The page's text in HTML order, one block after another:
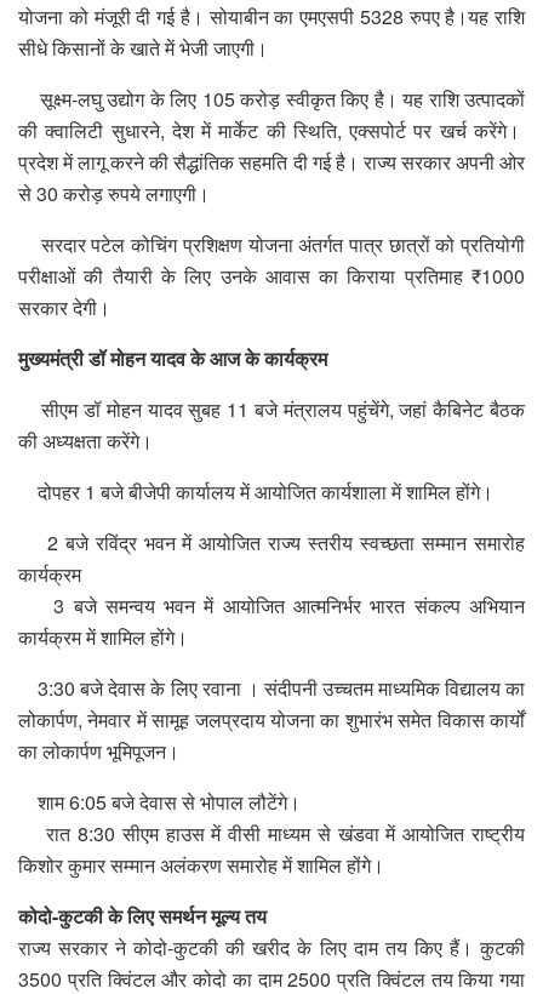
योजना को मंजूरी दी गई है। सोयाबीन का एमएसपी 5328 रुपए है।यह राशि
सीधे किसानों के खाते में भेजी जाएगी।
सूक्ष्म-लघु उद्योग के लिए 105 करोड़ स्वीकृत किए है। यह राशि उत्पादकों
की क्वालिटी सुधारने, देश में मार्केट की स्थिति, एक्सपोर्ट पर खर्च करेंगे।
प्रदेश में लागू करने की सैद्धांतिक सहमति दी गई है। राज्य सरकार अपनी ओर
से 30 करोड़ रुपये लगाएगी।
सरदार पटेल कोचिंग प्रशिक्षण योजना अंतर्गत पात्र छात्रों को प्रतियोगी
परीक्षाओं की तैयारी के लिए उनके आवास का किराया प्रतिमाह ₹1000
सरकार देगी।
मुख्यमंत्री डॉ मोहन यादव के आज के कार्यक्रम
सीएम डॉ मोहन यादव सुबह 11 बजे मंत्रालय पहुंचेंगे, जहां कैबिनेट बैठक
की अध्यक्षता करेंगे।
दोपहर 1 बजे बीजेपी कार्यालय में आयोजित कार्यशाला में शामिल होंगे।
2 बजे रविंद्र भवन में आयोजित राज्य स्तरीय स्वच्छता सम्मान समारोह
कार्यक्रम
3 बजे समन्वय भवन में आयोजित आत्मनिर्भर भारत संकल्प अभियान
कार्यक्रम में शामिल होंगे।
3:30 बजे देवास के लिए रवाना । संदीपनी उच्चतम माध्यमिक विद्यालय का
लोकार्पण, नेमवार में सामूह जलप्रदाय योजना का शुभारंभ समेत विकास कार्यों
का लोकार्पण भूमिपूजन।
शाम 6:05 बजे देवास से भोपाल लौटेंगे।
रात 8:30 सीएम हाउस में वीसी माध्यम से खंडवा में आयोजित राष्ट्रीय
किशोर कुमार सम्मान अलंकरण समारोह में शामिल होंगे।
कोदो-कुटकी के लिए समर्थन मूल्य तय
राज्य सरकार ने कोदो-कुटकी की खरीद के लिए दाम तय किए हैं। कुटकी
3500 प्रति क्विंटल और कोदो का दाम 2500 प्रति क्विंटल तय किया गया